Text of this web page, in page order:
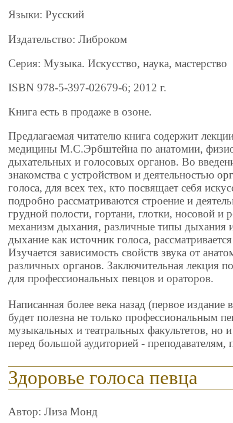
Языки: Русский
Издательство: Либроком
Серия: Музыка. Искусство, наука, мастерство
ISBN 978-5-397-02679-6; 2012 г.
Книга есть в продаже в озоне.
Предлагаемая читателю книга содержит
медицины М.С.Эрбштейна по анатомии,
дыхательных и голосовых органов. Во
знакомства с устройством и деятельностью
голоса, для всех тех, кто посвящает себя
подробно рассматриваются строение и
грудной полости, гортани, глотки, носовой и
механизм дыхания, различные типы дыхания
дыхание как источник голоса,
Изучается зависимость свойств звука от
различных органов. Заключительная лекция
для профессиональных певцов и ораторов.
Написанная более века назад (первое
будет полезна не только профессиональным
музыкальных и театральных факультетов, но
перед большой аудиторией -
Здоровье голоса певца
Автор: Лиза Монд